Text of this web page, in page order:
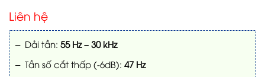
Liên hệ
– Dải tần: 55 Hz – 30 kHz
– Tần số cắt thấp (-6dB): 47 Hz